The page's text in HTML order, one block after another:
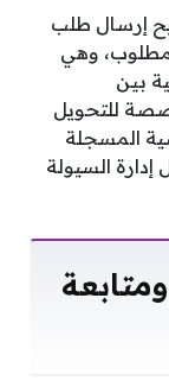
إرسال طلب
وهي
بين
للتحويل
المسجلة
السيولة